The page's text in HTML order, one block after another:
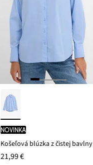
novinka
Košeľová blúzka z čistej bavlny
21,99 €